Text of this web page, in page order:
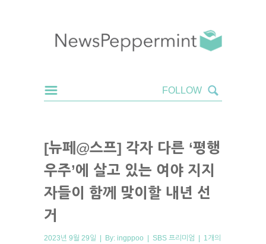
[뉴페@스프] 각자 다른 ‘평행
우주’에 살고 있는 여야 지지
자들이 함께 맞이할 내년 선
거
2023년 9월 29일 | By: ingppoo | SBS 프리미엄 | 1개의